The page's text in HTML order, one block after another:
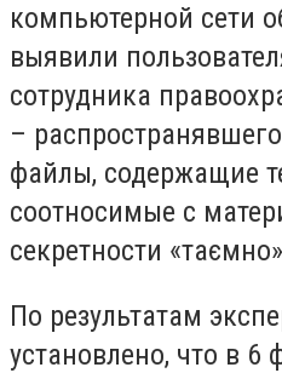
компьютерной сети
выявили
сотрудника
–
файлы, содержащие
соотносимые с
секретности
По результатам
установлено, что в 6